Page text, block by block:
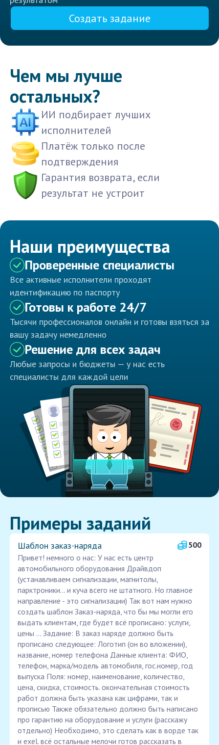
Создать задание
Чем мы лучше
остальных?
ИИ подбирает лучших
исполнителей
Платёж только после
подтверждения
Гарантия возврата, если
результат не устроит
Наши преимущества
Проверенные специалисты
Все активные исполнители проходят
идентификацию по паспорту
Готовы к работе 24/7
Тысячи профессионалов онлайн и готовы взяться за
вашу задачу немедленно
Решение для всех задач
Любые запросы и бюджеты — у нас есть
специалисты для каждой цели
Примеры заданий
Шаблон заказ‑наряда
500
Привет! немного о нас: У нас есть центр
автомобильного оборудования Драйвдоп
(устанавливаем сигнализации, магнитолы,
парктроники... и куча всего не штатного. Но главное
направление - это сигнализации) Так вот нам нужно
создать шаблон Заказ-наряда, что бы мы могли его
выдать клиентам, где будет всё прописано: услуги,
цены ... Задание: В заказ наряде должно быть
прописано следующее: Логотип (он во вложении),
название, номер телефона Данные клиента: ФИО,
телефон, марка/модель автомобиля, гос.номер, год
выпуска Поля: номер, наименование, количество,
цена, скидка, стоимость. окончательная стоимость
работ должна быть указана как цифрами, так и
прописью Также обязательно должно быть написано
про гарантию на оборудование и услуги (расскажу
отдельно) Необходимо, это сделать как в ворде так
и exel. всё остальные мелочи готов рассказать в